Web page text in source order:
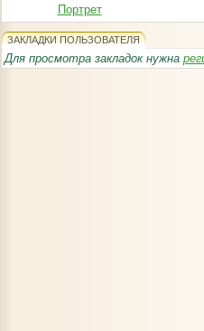
Портрет
ЗАКЛАДКИ ПОЛЬЗОВАТЕЛЯ
Для просмотра закладок нужна